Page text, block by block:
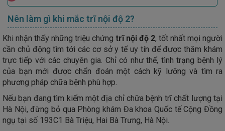
Nên làm gì khi mắc trĩ nội độ 2?
Khi nhận thấy những triệu chứng trĩ nội độ 2, tốt nhất mọi người
cần chủ động tìm tới các cơ sở y tế uy tín để được thăm khám
trực tiếp với các chuyên gia. Chỉ có như thế, tình trạng bệnh lý
của bạn mới được chẩn đoán một cách kỹ lưỡng và tìm ra
phương pháp chữa bệnh phù hợp.
Nếu bạn đang tìm kiếm một địa chỉ chữa bệnh trĩ chất lượng tại
Hà Nội, đừng bỏ qua Phòng khám Đa khoa Quốc tế Cộng Đồng
ngụ tại số 193C1 Bà Triệu, Hai Bà Trưng, Hà Nội.